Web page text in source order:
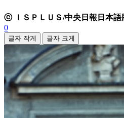
ⓒ ＩＳＰＬＵＳ/中央日報日本語
0
글자 작게 글자 크게